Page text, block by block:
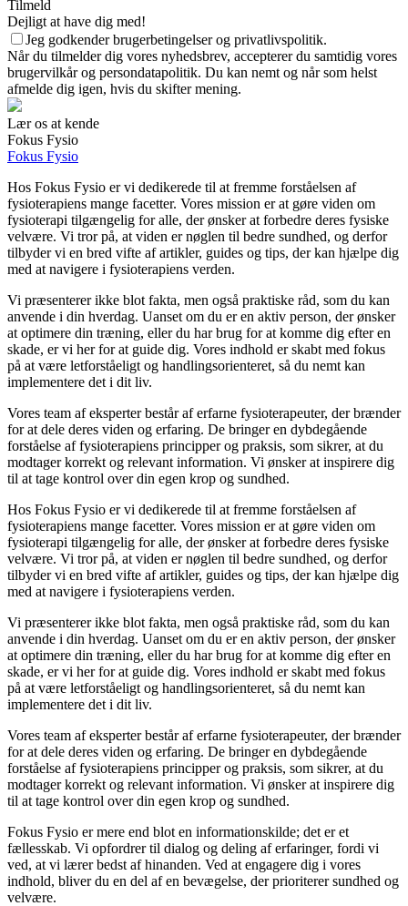
Tilmeld
Dejligt at have dig med!
Jeg godkender brugerbetingelser og privatlivspolitik.
Når du tilmelder dig vores nyhedsbrev, accepterer du samtidig vores
brugervilkår og persondatapolitik. Du kan nemt og når som helst
afmelde dig igen, hvis du skifter mening.
Lær os at kende
Fokus Fysio
Fokus Fysio
Hos Fokus Fysio er vi dedikerede til at fremme forståelsen af
fysioterapiens mange facetter. Vores mission er at gøre viden om
fysioterapi tilgængelig for alle, der ønsker at forbedre deres fysiske
velvære. Vi tror på, at viden er nøglen til bedre sundhed, og derfor
tilbyder vi en bred vifte af artikler, guides og tips, der kan hjælpe dig
med at navigere i fysioterapiens verden.
Vi præsenterer ikke blot fakta, men også praktiske råd, som du kan
anvende i din hverdag. Uanset om du er en aktiv person, der ønsker
at optimere din træning, eller du har brug for at komme dig efter en
skade, er vi her for at guide dig. Vores indhold er skabt med fokus
på at være letforståeligt og handlingsorienteret, så du nemt kan
implementere det i dit liv.
Vores team af eksperter består af erfarne fysioterapeuter, der brænder
for at dele deres viden og erfaring. De bringer en dybdegående
forståelse af fysioterapiens principper og praksis, som sikrer, at du
modtager korrekt og relevant information. Vi ønsker at inspirere dig
til at tage kontrol over din egen krop og sundhed.
Hos Fokus Fysio er vi dedikerede til at fremme forståelsen af
fysioterapiens mange facetter. Vores mission er at gøre viden om
fysioterapi tilgængelig for alle, der ønsker at forbedre deres fysiske
velvære. Vi tror på, at viden er nøglen til bedre sundhed, og derfor
tilbyder vi en bred vifte af artikler, guides og tips, der kan hjælpe dig
med at navigere i fysioterapiens verden.
Vi præsenterer ikke blot fakta, men også praktiske råd, som du kan
anvende i din hverdag. Uanset om du er en aktiv person, der ønsker
at optimere din træning, eller du har brug for at komme dig efter en
skade, er vi her for at guide dig. Vores indhold er skabt med fokus
på at være letforståeligt og handlingsorienteret, så du nemt kan
implementere det i dit liv.
Vores team af eksperter består af erfarne fysioterapeuter, der brænder
for at dele deres viden og erfaring. De bringer en dybdegående
forståelse af fysioterapiens principper og praksis, som sikrer, at du
modtager korrekt og relevant information. Vi ønsker at inspirere dig
til at tage kontrol over din egen krop og sundhed.
Fokus Fysio er mere end blot en informationskilde; det er et
fællesskab. Vi opfordrer til dialog og deling af erfaringer, fordi vi
ved, at vi lærer bedst af hinanden. Ved at engagere dig i vores
indhold, bliver du en del af en bevægelse, der prioriterer sundhed og
velvære.